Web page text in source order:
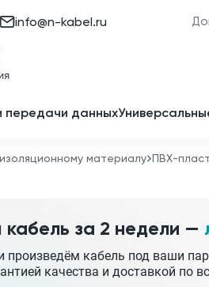
info@n-kabel.ru
передачи данных
изоляционному материалу ПВХ-
за 2 недели —
произведём кабель под ваши
качества и доставкой по